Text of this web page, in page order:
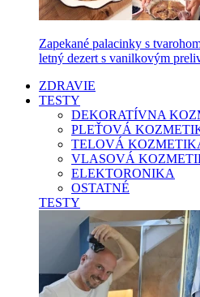
Zapekané palacinky s
letný dezert s vanilkovým
ZDRAVIE
TESTY
DEKORATÍVNA
PLEŤOVÁ
TELOVÁ
VLASOVÁ
ELEKTORONIKA
OSTATNÉ
TESTY